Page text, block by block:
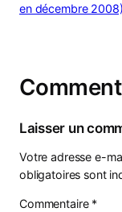
en décembre 2008)
Laisser un
Votre adresse e-
obligatoires sont
Commentaire *